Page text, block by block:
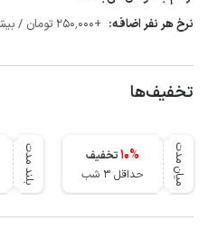
نرخ هر نفر اضافه: +250٬000 تومان / بیشتر از 8 نفر
تخفیف‌ها
میان مدت 10%
تخفیف
حداقل 3 شب
بلند مدت